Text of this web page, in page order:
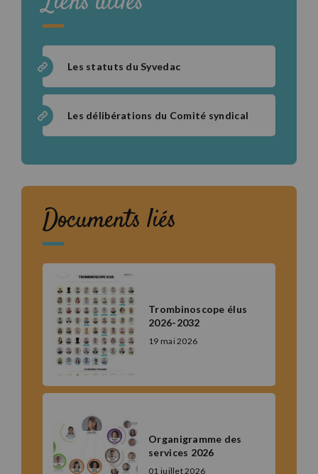
Les statuts du Syvedac
Les délibérations du Comité syndical
Documents liés
Trombinoscope élus
2026-2032
19 mai 2026
Organigramme des
services 2026
01 juillet 2026